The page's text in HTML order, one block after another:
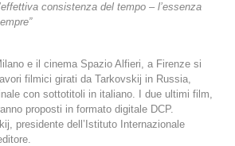
consistenza del tempo – l’essenza
e il cinema Spazio Alfieri, a Firenze si
filmici girati da Tarkovskij in Russia,
con sottotitoli in italiano. I due ultimi film,
proposti in formato digitale DCP.
presidente dell’Istituto Internazionale